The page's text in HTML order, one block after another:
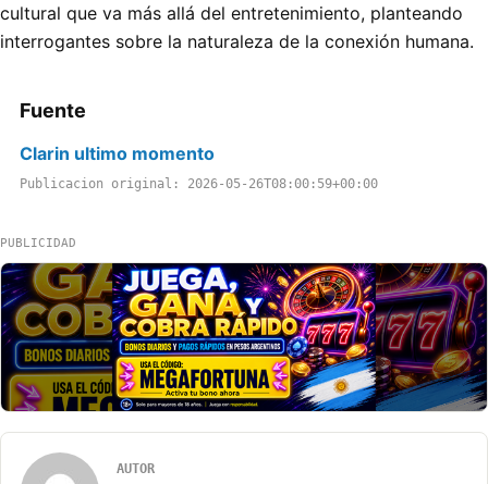
cultural que va más allá del entretenimiento, planteando
interrogantes sobre la naturaleza de la conexión humana.
Fuente
Clarin ultimo momento
Publicacion original: 2026-05-26T08:00:59+00:00
PUBLICIDAD
AUTOR